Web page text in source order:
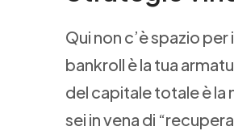
Qui non c’è spazio
bankroll è la tua
del capitale totale è la
sei in vena di